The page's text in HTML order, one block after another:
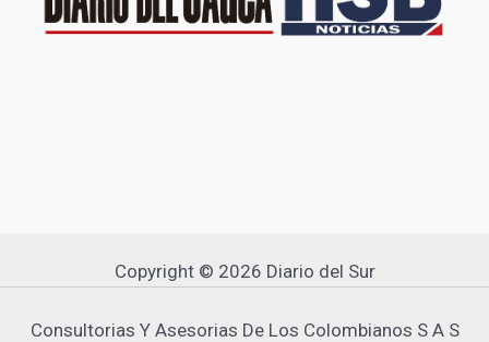
Copyright © 2026 Diario del Sur
Consultorias Y Asesorias De Los Colombianos S A S